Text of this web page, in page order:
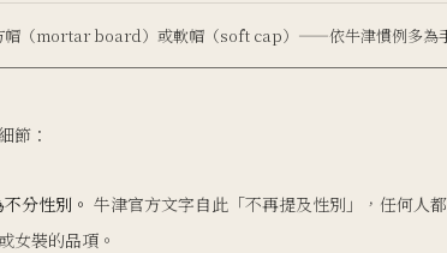
帽（mortar board）或軟帽（soft cap）——依牛津慣例多為
節：
分性別。 牛津官方文字自此「不再提及性別」，任何人
女裝的品項。